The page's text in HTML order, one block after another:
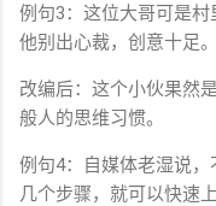
例句3：这位大哥可是
他别出心裁，创意十足。
改编后：这个小伙果然
般人的思维习惯。
例句4：自媒体老湿说
几个步骤，就可以快速上